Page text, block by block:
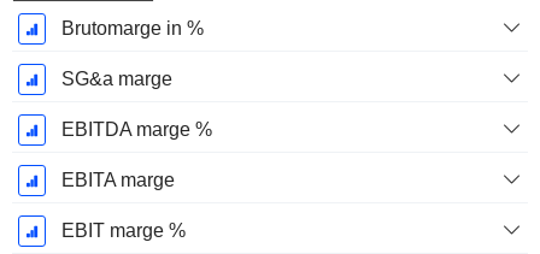
Brutomarge in %
SG&a marge
EBITDA marge %
EBITA marge
EBIT marge %